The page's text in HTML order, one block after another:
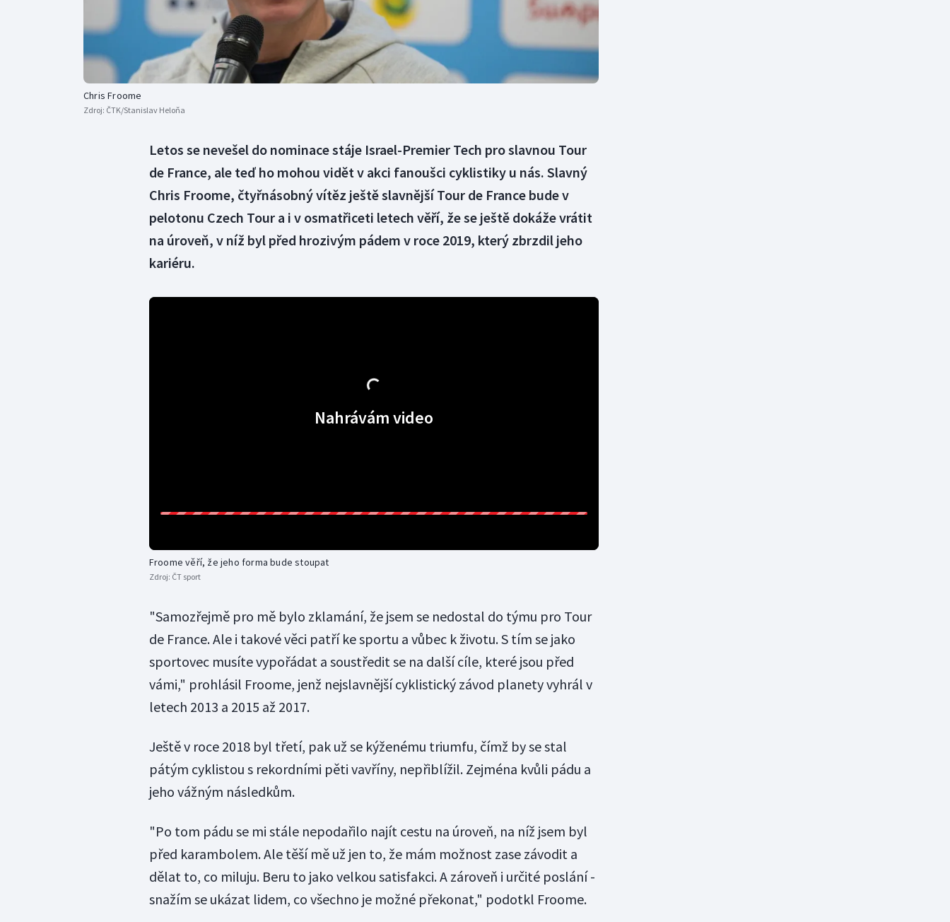
Chris Froome
Zdroj: ČTK/Stanislav Heloňa
Letos se nevešel do nominace stáje Israel-Premier Tech pro slavnou Tour
de France, ale teď ho mohou vidět v akci fanoušci cyklistiky u nás. Slavný
Chris Froome, čtyřnásobný vítěz ještě slavnější Tour de France bude v
pelotonu Czech Tour a i v osmatřiceti letech věří, že se ještě dokáže vrátit
na úroveň, v níž byl před hrozivým pádem v roce 2019, který zbrzdil jeho
kariéru.
Nahrávám video
Froome věří, že jeho forma bude stoupat
Zdroj: ČT sport
"Samozřejmě pro mě bylo zklamání, že jsem se nedostal do týmu pro Tour
de France. Ale i takové věci patří ke sportu a vůbec k životu. S tím se jako
sportovec musíte vypořádat a soustředit se na další cíle, které jsou před
vámi," prohlásil Froome, jenž nejslavnější cyklistický závod planety vyhrál v
letech 2013 a 2015 až 2017.
Ještě v roce 2018 byl třetí, pak už se kýženému triumfu, čímž by se stal
pátým cyklistou s rekordními pěti vavříny, nepřiblížil. Zejména kvůli pádu a
jeho vážným následkům.
"Po tom pádu se mi stále nepodařilo najít cestu na úroveň, na níž jsem byl
před karambolem. Ale těší mě už jen to, že mám možnost zase závodit a
dělat to, co miluju. Beru to jako velkou satisfakci. A zároveň i určité poslání -
snažím se ukázat lidem, co všechno je možné překonat," podotkl Froome.